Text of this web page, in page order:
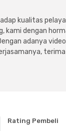
kualitas
kami dengan
adanya
Rating Pembeli